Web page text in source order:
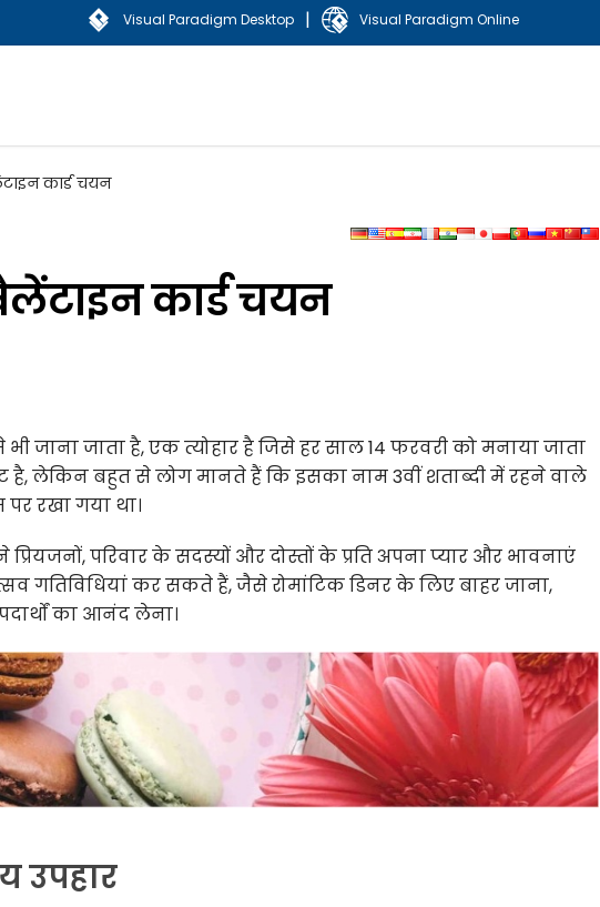
Visual Paradigm Desktop | Visual Paradigm Online
कार्ड चयन
कार्ड चयन
जाता है, एक त्योहार है जिसे हर साल 14 फरवरी को मनाया जाता
है, लेकिन बहुत से लोग मानते हैं कि इसका नाम 3वीं शताब्दी में रहने वाले
रखा गया था।
परिवार के सदस्यों और दोस्तों के प्रति अपना प्यार और भावनाएं
गतिविधियां कर सकते हैं, जैसे रोमांटिक डिनर के लिए बाहर जाना,
का आनंद लेना।
उपहार